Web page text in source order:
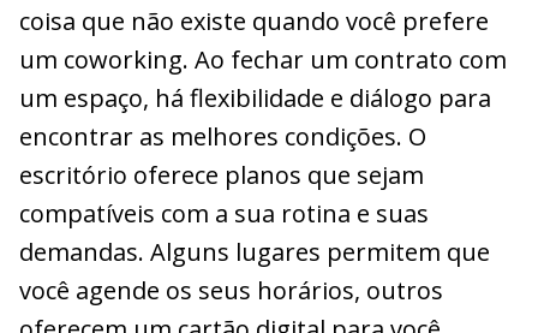
coisa que não existe quando você prefere
um coworking. Ao fechar um contrato com
um espaço, há flexibilidade e diálogo para
encontrar as melhores condições. O
escritório oferece planos que sejam
compatíveis com a sua rotina e suas
demandas. Alguns lugares permitem que
você agende os seus horários, outros